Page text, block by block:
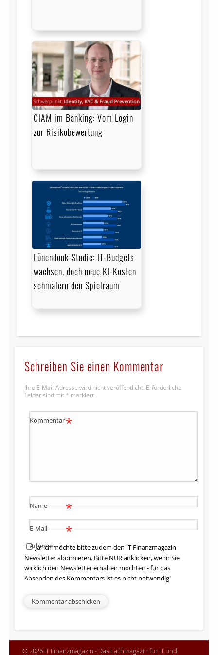
CIAM im Banking: Vom Login
zur Risikobewertung
Lünendonk-Studie: IT-Budgets
wachsen, doch neue KI-Kosten
schmälern den Spielraum
Schreiben Sie einen Kommentar
Ihre E-Mail-Adresse wird nicht veröffentlicht. Erforderliche
Felder sind mit * markiert
Kommentar*
Name *
E-Mail-
Adresse
*
Ja, ich möchte bitte zudem den IT Finanzmagazin-
Newsletter abonnieren. Bitte NUR anklicken, wenn Sie
wirklich den Newsletter erhalten möchten - für das
Absenden des Kommentars ist es nicht notwendig!
© 2026 IT Finanzmagazin - Das Fachmagazin für IT und